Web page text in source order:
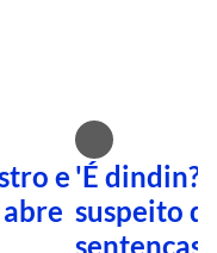
e 'É
suspeito
sentenças